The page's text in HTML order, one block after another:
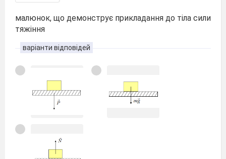
малюнок, що демонструє прикладання до тіла сили
тяжіння
варіанти відповідей